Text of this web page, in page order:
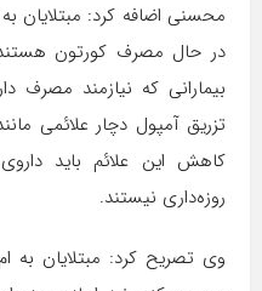
محسنی اضافه کرد: مبتلایان
در حال مصرف کورتون هستند،
بیمارانی که نیازمند مصرف
تزریق آمپول‌ دچار علائمی
کاهش این علائم باید
روزه‌داری نیستند.
وی تصریح کرد: مبتلایان به